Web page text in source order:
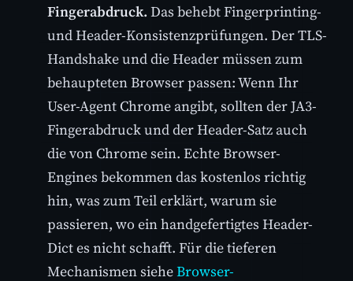
Fingerabdruck. Das behebt Fingerprinting-
und Header-Konsistenzprüfungen. Der TLS-
Handshake und die Header müssen zum
behaupteten Browser passen: Wenn Ihr
User-Agent Chrome angibt, sollten der JA3-
Fingerabdruck und der Header-Satz auch
die von Chrome sein. Echte Browser-
Engines bekommen das kostenlos richtig
hin, was zum Teil erklärt, warum sie
passieren, wo ein handgefertigtes Header-
Dict es nicht schafft. Für die tieferen
Mechanismen sieheBrowser-